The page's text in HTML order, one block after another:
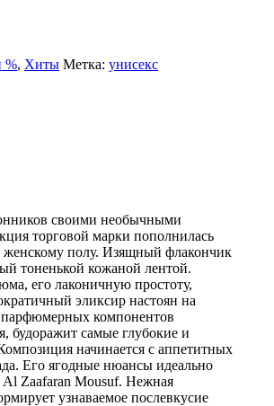
%, Хиты Метка: унисекс
своими необычными
торговой марки пополнилась
полу. Изящный флакончик
тоненькой кожаной лентой.
его лаконичную простоту,
эликсир настоян на
парфюмерных компонентов
будоражит самые глубокие и
начинается с аппетитных
Его ягодные нюансы идеально
Al Zaafaran Mousuf. Нежная
узнаваемое послевкусие